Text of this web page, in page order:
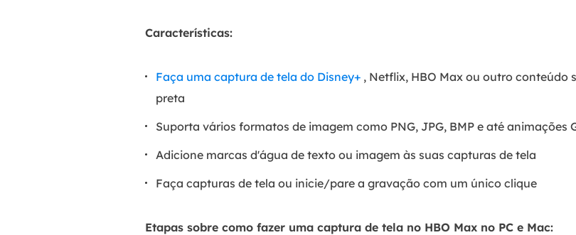
Características:
Faça uma captura de tela do Disney+ , Netflix, HBO Max ou outro conteúdo
preta
Suporta vários formatos de imagem como PNG, JPG, BMP e até animações
Adicione marcas d'água de texto ou imagem às suas capturas de tela
Faça capturas de tela ou inicie/pare a gravação com um único clique
Etapas sobre como fazer uma captura de tela no HBO Max no PC e Mac: